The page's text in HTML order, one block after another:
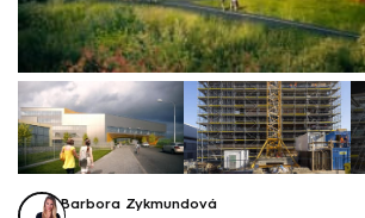
Barbora Zykmundová